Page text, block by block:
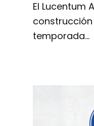
El Lucentum
temporada…